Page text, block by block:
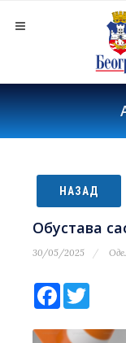
НАЗАД
Обустава
30/05/2025
Facebook